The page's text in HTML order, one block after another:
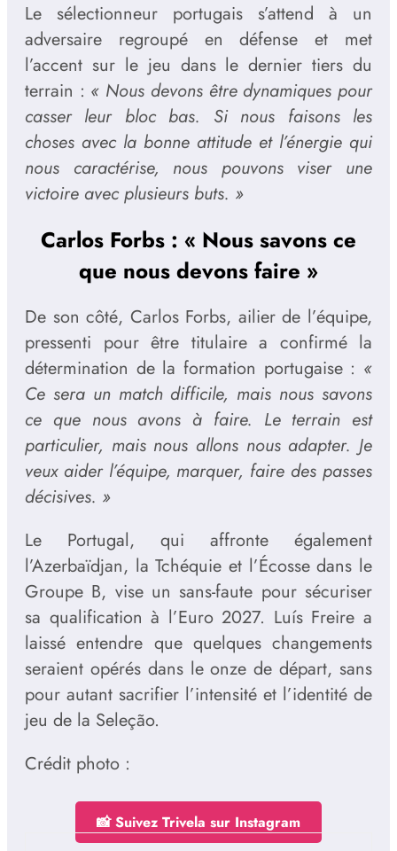
Le sélectionneur portugais s’attend à un
adversaire regroupé en défense et met
l’accent sur le jeu dans le dernier tiers du
terrain : « Nous devons être dynamiques pour
casser leur bloc bas. Si nous faisons les
choses avec la bonne attitude et l’énergie qui
nous caractérise, nous pouvons viser une
victoire avec plusieurs buts. »
Carlos Forbs : « Nous savons ce
que nous devons faire »
De son côté, Carlos Forbs, ailier de l’équipe,
pressenti pour être titulaire a confirmé la
détermination de la formation portugaise : «
Ce sera un match difficile, mais nous savons
ce que nous avons à faire. Le terrain est
particulier, mais nous allons nous adapter. Je
veux aider l’équipe, marquer, faire des passes
décisives. »
Le Portugal, qui affronte également
l’Azerbaïdjan, la Tchéquie et l’Écosse dans le
Groupe B, vise un sans-faute pour sécuriser
sa qualification à l’Euro 2027. Luís Freire a
laissé entendre que quelques changements
seraient opérés dans le onze de départ, sans
pour autant sacrifier l’intensité et l’identité de
jeu de la Seleção.
Crédit photo :
📸 Suivez Trivela sur Instagram